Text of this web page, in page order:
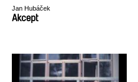
Jan Hubáček
Akcept